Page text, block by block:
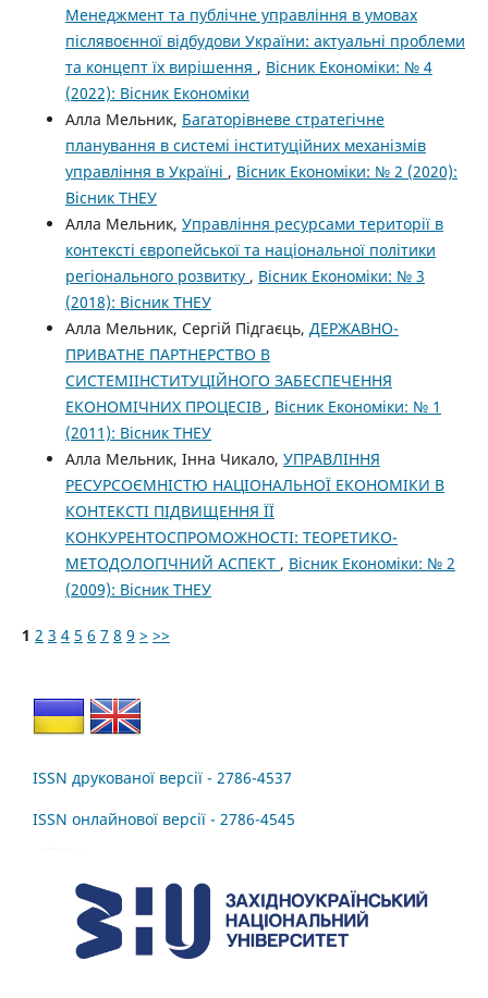
Менеджмент та публічне управління в умовах
післявоєнної відбудови України: актуальні проблеми
та концепт їх вирішення , Вісник Економіки: № 4
(2022): Вісник Економіки
Алла Мельник, Багаторівневе стратегічне
планування в системі інституційних механізмів
управління в Україні , Вісник Економіки: № 2 (2020):
Вісник ТНЕУ
Алла Мельник, Управління ресурсами території в
контексті європейської та національної політики
регіонального розвитку , Вісник Економіки: № 3
(2018): Вісник ТНЕУ
Алла Мельник, Сергій Підгаєць, ДЕРЖАВНО-
ПРИВАТНЕ ПАРТНЕРСТВО В
СИСТЕМІІНСТИТУЦІЙНОГО ЗАБЕСПЕЧЕННЯ
ЕКОНОМІЧНИХ ПРОЦЕСІВ , Вісник Економіки: № 1
(2011): Вісник ТНЕУ
Алла Мельник, Інна Чикало, УПРАВЛІННЯ
РЕСУРСОЄМНІСТЮ НАЦІОНАЛЬНОЇ ЕКОНОМІКИ В
КОНТЕКСТІ ПІДВИЩЕННЯ ЇЇ
КОНКУРЕНТОСПРОМОЖНОСТІ: ТЕОРЕТИКО-
МЕТОДОЛОГІЧНИЙ АСПЕКТ , Вісник Економіки: № 2
(2009): Вісник ТНЕУ
1 2 3 4 5 6 7 8 9 > >>
ISSN друкованої версії - 2786-4537
ISSN онлайнової версії - 2786-4545